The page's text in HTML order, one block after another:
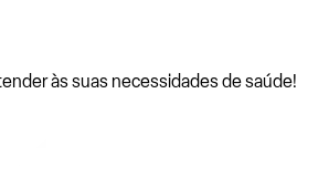
às suas necessidades de saúde!